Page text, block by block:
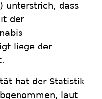
unterstrich, dass
der
liege der
hat der Statistik
laut